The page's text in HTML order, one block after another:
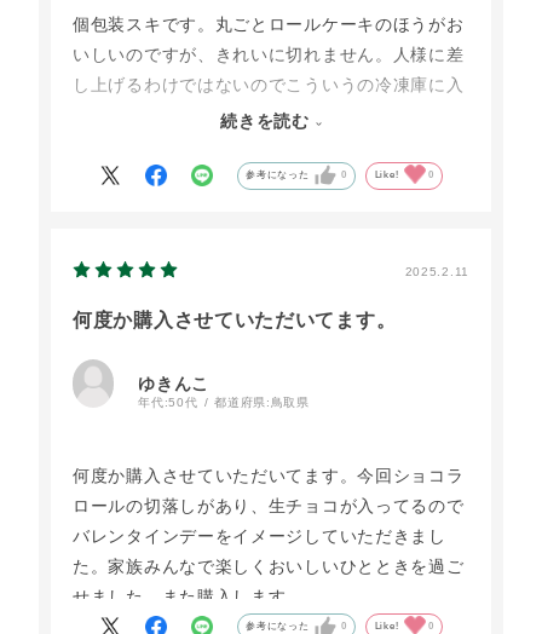
個包装スキです。丸ごとロールケーキのほうがお
いしいのですが、きれいに切れません。人様に差
し上げるわけではないのでこういうの冷凍庫に入
れ少しづついただきます。半分娘宅へあげまし
パティシエの娘もこういうの助かると-）
生クリームが舌に残る気がします。
続きを読む
参考になった 0 Like! 0
2025.2.11
何度か購入させていただいてます。
ゆきんこ
年代:50代 都道府県: 鳥取県
何度か購入させていただいてます。今回ショコラ
ロールの切落しがあり、生チョコが入ってるので
バレンタインデーをイメージしていただきまし
た。家族みんなで楽しくおいしいひとときを過ご
せました。また購入します。
参考になった 0 Like! 0